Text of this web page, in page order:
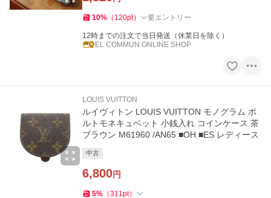
10% （ 120pt） 要エントリー
12時までの注文で当日発送（休業日を除く）
EL COMMUN ONLINE SHOP
LOUIS VUITTON
ルイヴィトン LOUIS VUITTON モノグラム ポ
ルトモネキュベット 小銭入れ コインケース 茶
ブラウン M61960 /AN65 ■OH ■ES レディース
中古
6,800円
5% （311pt）